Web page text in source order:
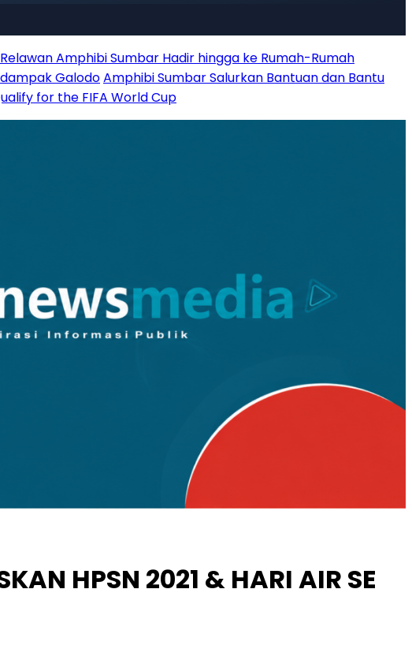
Amphibi Sumbar Hadir hingga ke Rumah-Rumah
GalodoAmphibi Sumbar Salurkan Bantuan dan Bantu
for the FIFA World Cup
HPSN 2021 & HARI AIR SE